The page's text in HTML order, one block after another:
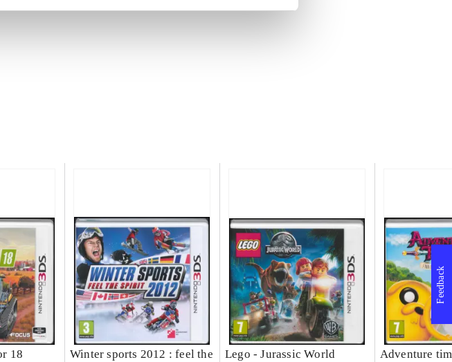
18
Winter sports 2012 : feel the
Lego - Jurassic World
Adventure
Feedback